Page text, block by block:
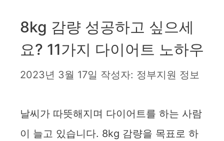
8kg 감량 성공하고 싶으세
요? 11가지 다이어트 노하우
2023년 3월 17일 작성자: 정부지원 정보
날씨가 따뜻해지며 다이어트를 하는 사람
이 늘고 있습니다. 8kg 감량을 목표로 하